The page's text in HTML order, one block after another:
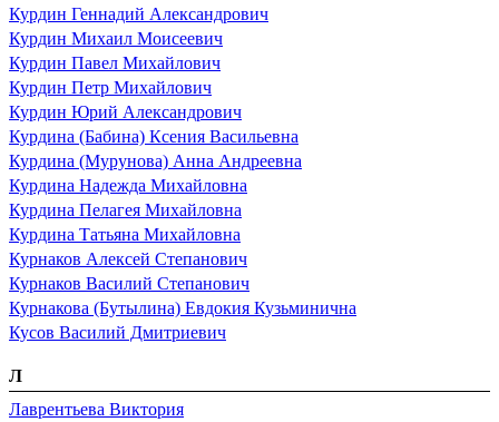
Курдин Геннадий Александрович
Курдин Михаил Моисеевич
Курдин Павел Михайлович
Курдин Петр Михайлович
Курдин Юрий Александрович
Курдина (Бабина) Ксения Васильевна
Курдина (Мурунова) Анна Андреевна
Курдина Надежда Михайловна
Курдина Пелагея Михайловна
Курдина Татьяна Михайловна
Курнаков Алексей Степанович
Курнаков Василий Степанович
Курнакова (Бутылина) Евдокия Кузьминична
Кусов Василий Дмитриевич
Л
Лаврентьева Виктория